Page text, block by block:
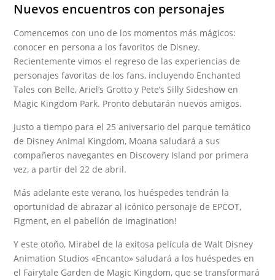
Nuevos encuentros con personajes
Comencemos con uno de los momentos más mágicos:
conocer en persona a los favoritos de Disney.
Recientemente vimos el regreso de las experiencias de
personajes favoritas de los fans, incluyendo Enchanted
Tales con Belle, Ariel’s Grotto y Pete’s Silly Sideshow en
Magic Kingdom Park. Pronto debutarán nuevos amigos.
Justo a tiempo para el 25 aniversario del parque temático
de Disney Animal Kingdom, Moana saludará a sus
compañeros navegantes en Discovery Island por primera
vez, a partir del 22 de abril.
Más adelante este verano, los huéspedes tendrán la
oportunidad de abrazar al icónico personaje de EPCOT,
Figment, en el pabellón de Imagination!
Y este otoño, Mirabel de la exitosa película de Walt Disney
Animation Studios «Encanto» saludará a los huéspedes en
el Fairytale Garden de Magic Kingdom, que se transformará